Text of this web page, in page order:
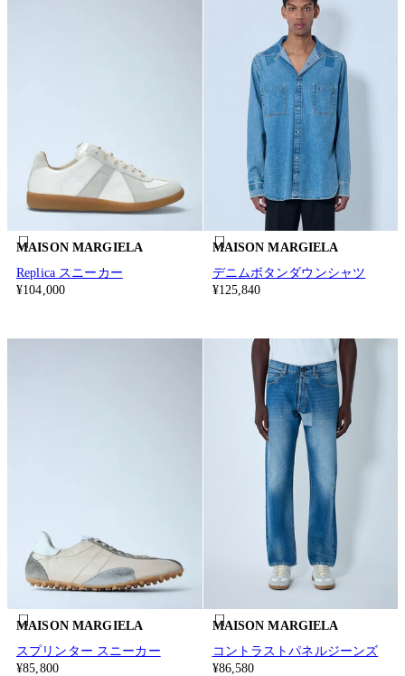
MAISON MARGIELA
Replica スニーカー
¥104,000
MAISON MARGIELA
デニムボタンダウンシャツ
¥125,840
MAISON MARGIELA
スプリンター スニーカー
¥85,800
MAISON MARGIELA
コントラストパネルジーンズ
¥86,580